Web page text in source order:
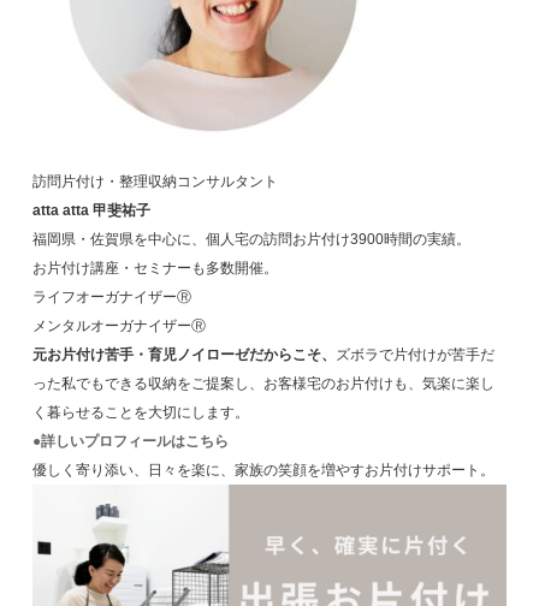
訪問片付け・整理収納コンサルタント
atta atta 甲斐祐子
福岡県・佐賀県を中心に、個人宅の訪問お片付け3900時間の実績。
お片付け講座・セミナーも多数開催。
ライフオーガナイザーⓇ
メンタルオーガナイザーⓇ
元お片付け苦手・育児ノイローゼだからこそ、
ズボラで片付けが苦手だ
った私でもできる収納をご提案し、お客様宅のお片付けも、気楽に楽し
く暮らせることを大切にします。
●詳しいプロフィールはこちら
優しく寄り添い、日々を楽に、家族の笑顔を増やすお片付けサポート。